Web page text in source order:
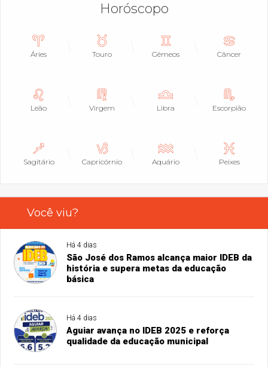
Horóscopo
Áries Touro Gêmeos Câncer
Leão Virgem Libra Escorpião
Sagitário Capricórnio Aquário Peixes
Você viu?
Há 4 dias
São José dos Ramos alcança maior IDEB da
história e supera metas da educação
básica
Há 4 dias
Aguiar avança no IDEB 2025 e reforça
qualidade da educação municipal